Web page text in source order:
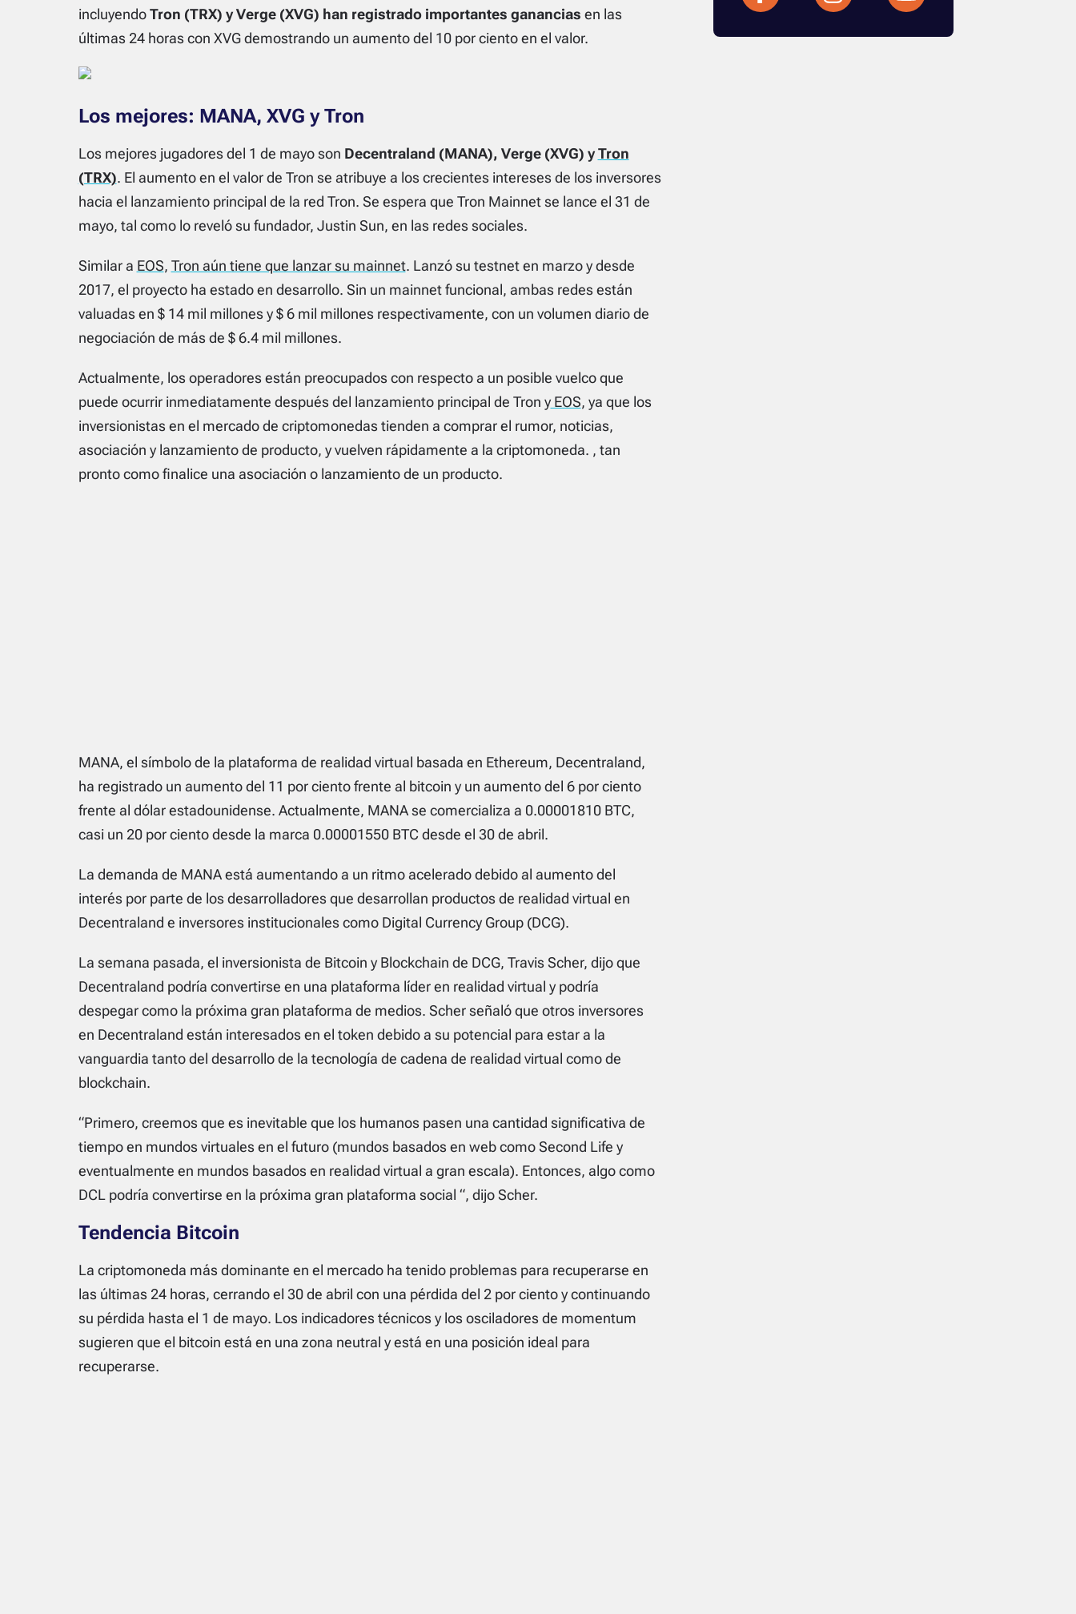
incluyendoTron (TRX) y Verge (XVG) han registrado importantes ganancias en las
últimas 24 horas con XVG demostrando un aumento del 10 por ciento en el valor.
Los mejores: MANA, XVG y Tron
Los mejores jugadores del 1 de mayo son Decentraland (MANA), Verge (XVG) yTron
(TRX). El aumento en el valor de Tron se atribuye a los crecientes intereses de los inversores
hacia el lanzamiento principal de la red Tron. Se espera que Tron Mainnet se lance el 31 de
mayo, tal como lo reveló su fundador, Justin Sun, en las redes sociales.
Similar a EOS, Tron aún tiene que lanzar su mainnet. Lanzó su testnet en marzo y desde
2017, el proyecto ha estado en desarrollo. Sin un mainnet funcional, ambas redes están
valuadas en $ 14 mil millones y $ 6 mil millones respectivamente, con un volumen diario de
negociación de más de $ 6.4 mil millones.
Actualmente, los operadores están preocupados con respecto a un posible vuelco que
puede ocurrir inmediatamente después del lanzamiento principal de Tron yEOS, ya que los
inversionistas en el mercado de criptomonedas tienden a comprar el rumor, noticias,
asociación y lanzamiento de producto, y vuelven rápidamente a la criptomoneda. , tan
pronto como finalice una asociación o lanzamiento de un producto.
MANA, el símbolo de la plataforma de realidad virtual basada en Ethereum, Decentraland,
ha registrado un aumento del 11 por ciento frente al bitcoin y un aumento del 6 por ciento
frente al dólar estadounidense. Actualmente, MANA se comercializa a 0.00001810 BTC,
casi un 20 por ciento desde la marca 0.00001550 BTC desde el 30 de abril.
La demanda de MANA está aumentando a un ritmo acelerado debido al aumento del
interés por parte de los desarrolladores que desarrollan productos de realidad virtual en
Decentraland e inversores institucionales como Digital Currency Group (DCG).
La semana pasada, el inversionista de Bitcoin y Blockchain de DCG, Travis Scher, dijo que
Decentraland podría convertirse en una plataforma líder en realidad virtual y podría
despegar como la próxima gran plataforma de medios. Scher señaló que otros inversores
en Decentraland están interesados ​​en el token debido a su potencial para estar a la
vanguardia tanto del desarrollo de la tecnología de cadena de realidad virtual como de
blockchain.
“Primero, creemos que es inevitable que los humanos pasen una cantidad significativa de
tiempo en mundos virtuales en el futuro (mundos basados ​​en web como Second Life y
eventualmente en mundos basados ​​en realidad virtual a gran escala). Entonces, algo como
DCL podría convertirse en la próxima gran plataforma social “, dijo Scher.
Tendencia Bitcoin
La criptomoneda más dominante en el mercado ha tenido problemas para recuperarse en
las últimas 24 horas, cerrando el 30 de abril con una pérdida del 2 por ciento y continuando
su pérdida hasta el 1 de mayo. Los indicadores técnicos y los osciladores de momentum
sugieren que el bitcoin está en una zona neutral y está en una posición ideal para
recuperarse.